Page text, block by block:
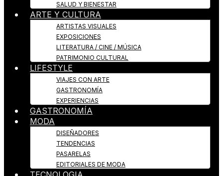
SALUD Y BIENESTAR
ARTE Y CULTURA
ARTISTAS VISUALES
EXPOSICIONES
LITERATURA / CINE / MÚSICA
PATRIMONIO CULTURAL
LIFESTYLE
VIAJES CON ARTE
GASTRONOMÍA
EXPERIENCIAS
GASTRONOMÍA
MODA
DISEÑADORES
TENDENCIAS
PASARELAS
EDITORIALES DE MODA